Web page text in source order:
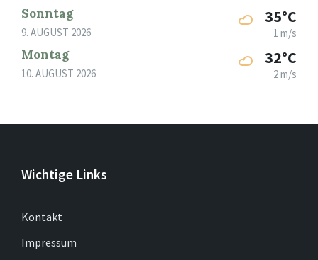
Sonntag
9. AUGUST 2026
35°C
1 m/s
Montag
10. AUGUST 2026
32°C
2 m/s
Wichtige Links
Kontakt
Impressum